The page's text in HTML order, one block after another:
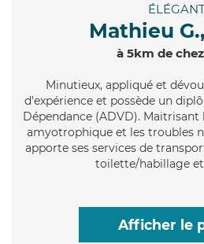
Mathieu G.,
à 5km de
Minutieux, appliqué et
d'expérience et possède un
Dépendance (ADVD). Maitrisant
amyotrophique et les troubles
apporte ses services de
toilette/habillage
Afficher le